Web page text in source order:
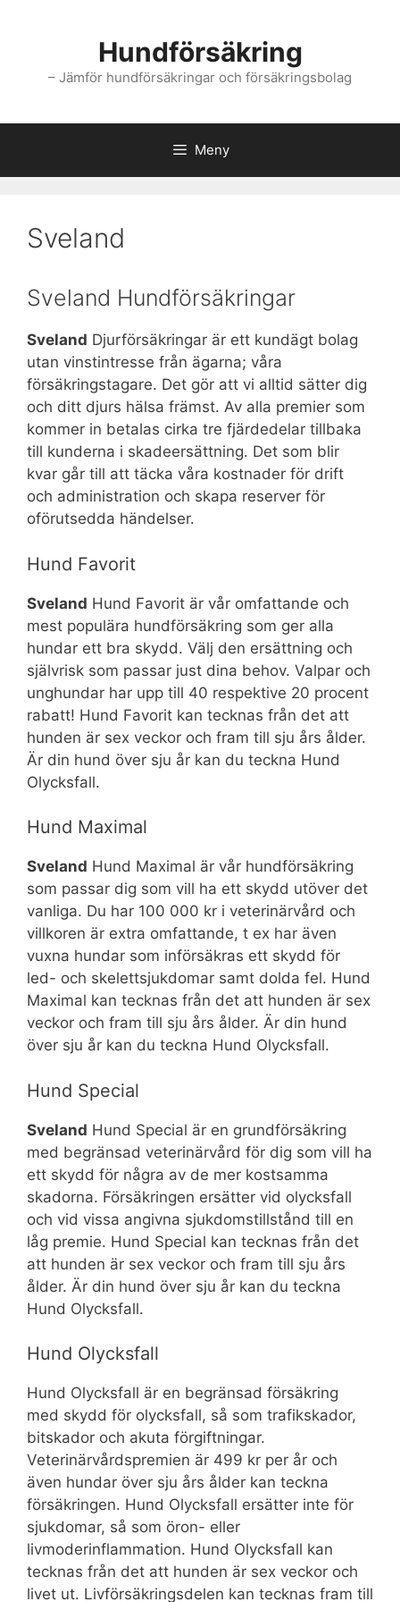
Hundförsäkring
– Jämför hundförsäkringar och försäkringsbolag
Meny
Sveland
Sveland Hundförsäkringar
Sveland Djurförsäkringar är ett kundägt bolag
utan vinstintresse från ägarna; våra
försäkringstagare. Det gör att vi alltid sätter dig
och ditt djurs hälsa främst. Av alla premier som
kommer in betalas cirka tre fjärdedelar tillbaka
till kunderna i skadeersättning. Det som blir
kvar går till att täcka våra kostnader för drift
och administration och skapa reserver för
oförutsedda händelser.
Hund Favorit
Sveland Hund Favorit är vår omfattande och
mest populära hundförsäkring som ger alla
hundar ett bra skydd. Välj den ersättning och
självrisk som passar just dina behov. Valpar och
unghundar har upp till 40 respektive 20 procent
rabatt! Hund Favorit kan tecknas från det att
hunden är sex veckor och fram till sju års ålder.
Är din hund över sju år kan du teckna Hund
Olycksfall.
Hund Maximal
Sveland Hund Maximal är vår hundförsäkring
som passar dig som vill ha ett skydd utöver det
vanliga. Du har 100 000 kr i veterinärvård och
villkoren är extra omfattande, t ex har även
vuxna hundar som införsäkras ett skydd för
led- och skelettsjukdomar samt dolda fel. Hund
Maximal kan tecknas från det att hunden är sex
veckor och fram till sju års ålder. Är din hund
över sju år kan du teckna Hund Olycksfall.
Hund Special
Sveland Hund Special är en grundförsäkring
med begränsad veterinärvård för dig som vill ha
ett skydd för några av de mer kostsamma
skadorna. Försäkringen ersätter vid olycksfall
och vid vissa angivna sjukdomstillstånd till en
låg premie. Hund Special kan tecknas från det
att hunden är sex veckor och fram till sju års
ålder. Är din hund över sju år kan du teckna
Hund Olycksfall.
Hund Olycksfall
Hund Olycksfall är en begränsad försäkring
med skydd för olycksfall, så som trafikskador,
bitskador och akuta förgiftningar.
Veterinärvårdspremien är 499 kr per år och
även hundar över sju års ålder kan teckna
försäkringen. Hund Olycksfall ersätter inte för
sjukdomar, så som öron- eller
livmoderinflammation. Hund Olycksfall kan
tecknas från det att hunden är sex veckor och
livet ut. Livförsäkringsdelen kan tecknas fram till